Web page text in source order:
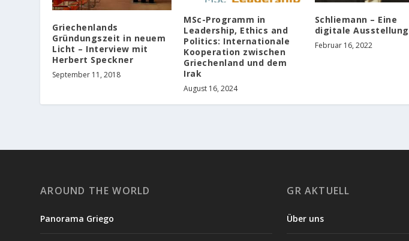
Griechenlands
Gründungszeit in neuem
Licht – Interview mit
Herbert Speckner
September 11, 2018
MSc-Programm in
Leadership, Ethics and
Politics: Internationale
Kooperation zwischen
Griechenland und dem
Irak
August 16, 2024
Schliemann – Eine
digitale Ausstellung
Februar 16, 2022
AROUND THE WORLD
Panorama Griego
GR AKTUELL
Über uns